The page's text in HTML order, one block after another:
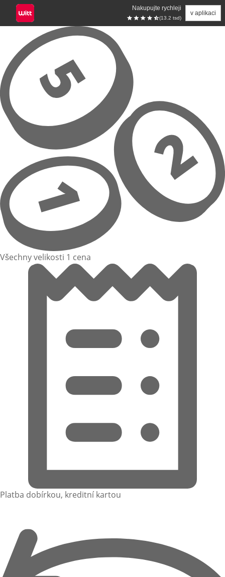
Nakupujte rychleji
(13.2 tsd)
v aplikaci
Přeskočit na hlavní obsah
Všechny velikosti 1 cena
Platba dobírkou, kreditní kartou